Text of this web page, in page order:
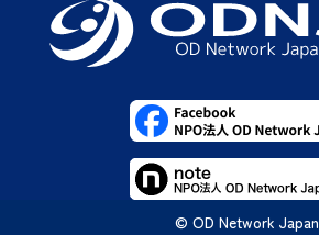
© OD Network Japan